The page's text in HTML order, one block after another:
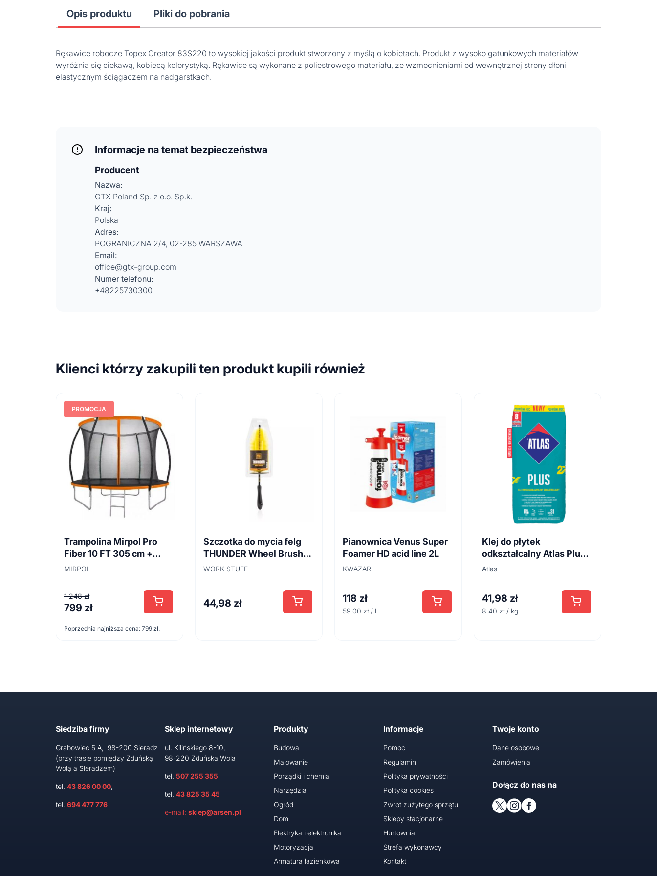
Opis produktu Pliki do pobrania
Rękawice robocze Topex Creator 83S220 to wysokiej jakości produkt stworzony z myślą o kobietach. Produkt z wysoko gatunkowych materiałów
wyróżnia się ciekawą, kobiecą kolorystyką. Rękawice są wykonane z poliestrowego materiału, ze wzmocnieniami od wewnętrznej strony dłoni i
elastycznym ściągaczem na nadgarstkach.
Informacje na temat bezpieczeństwa
Producent
Nazwa:
GTX Poland Sp. z o.o. Sp.k.
Kraj:
Polska
Adres:
POGRANICZNA 2/4, 02-285 WARSZAWA
Email:
office@gtx-group.com
Numer telefonu:
+48225730300
Klienci którzy zakupili ten produkt kupili również
PROMOCJA
Trampolina Mirpol Pro
Fiber 10 FT 305 cm +
siatka
MIRPOL
1 248zł
Pierwotna
wynosiła:
799 zł
Aktualna
wynosi:
Poprzednia najniższa cena: 799 zł.
Szczotka do mycia felg
THUNDER Wheel Brush
45cm
WORK STUFF
44,98 zł
Pianownica Venus Super
Foamer HD acid line 2L
KWAZAR
118 zł
59.00 zł / l
Klej do płytek
odkształcalny Atlas Plus 5
kg
Atlas
41,98 zł
8.40 zł / kg
Siedziba firmy
Grabowiec 5 A, 98-200 Sieradz
(przy trasie pomiędzy Zduńską
Wolą a Sieradzem)
tel. 43 826 00 00,
tel. 694 477 776
Sklep internetowy
ul. Kilińskiego 8-10,
98-220 Zduńska Wola
tel.507 255 355
tel.43 825 35 45
e-mail:sklep@arsen.pl
Produkty
Budowa
Malowanie
Porządki i chemia
Narzędzia
Ogród
Dom
Elektryka i elektronika
Motoryzacja
Armatura łazienkowa
Informacje
Pomoc
Regulamin
Polityka prywatności
Polityka cookies
Zwrot zużytego sprzętu
Sklepy stacjonarne
Hurtownia
Strefa wykonawcy
Kontakt
Twoje konto
Dane osobowe
Zamówienia
Dołącz do nas na